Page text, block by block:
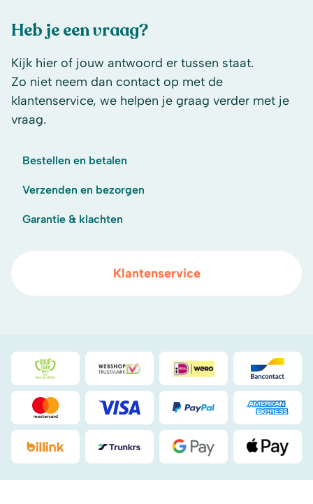
Heb je een vraag?
Kijk hier of jouw antwoord er tussen staat.
Zo niet neem dan contact op met de
klantenservice, we helpen je graag verder met je
vraag.
Bestellen en betalen
Verzenden en bezorgen
Garantie & klachten
Klantenservice
Duurzaamheidsprijs duin- & bollenstreek
WebwinkelKeuriDeal
Mastercard Visa PayPal
Billink DHL Google Pay Apple